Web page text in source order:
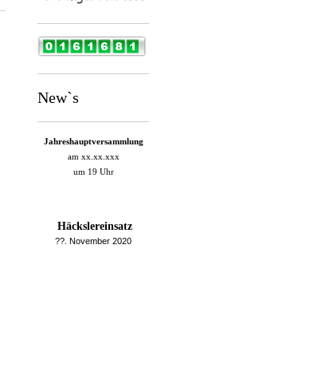
New`s
Jahreshauptversammlung
am xx.xx.xxx
um 19 Uhr
Häckslereinsatz
??. November 2020